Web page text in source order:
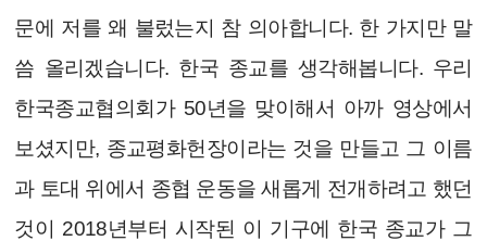
문에 저를 왜 불렀는지 참 의아합니다. 한 가지만 말
씀 올리겠습니다. 한국 종교를 생각해봅니다. 우리
한국종교협의회가 50년을 맞이해서 아까 영상에서
보셨지만, 종교평화헌장이라는 것을 만들고 그 이름
과 토대 위에서 종협 운동을 새롭게 전개하려고 했던
것이 2018년부터 시작된 이 기구에 한국 종교가 그